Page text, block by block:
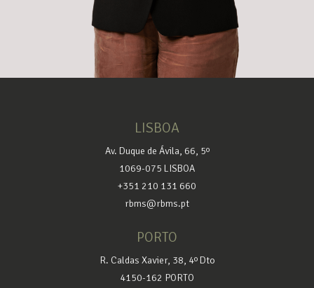
LISBOA
Av. Duque de Ávila, 66, 5º
1069-075 LISBOA
+351 210 131 660
rbms@rbms.pt
PORTO
R. Caldas Xavier, 38, 4º Dto
4150-162 PORTO